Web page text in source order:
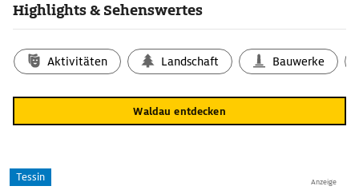
Highlights & Sehenswertes
Aktivitäten Landschaft Bauwerke
Waldau entdecken
Anzeige
Tessin